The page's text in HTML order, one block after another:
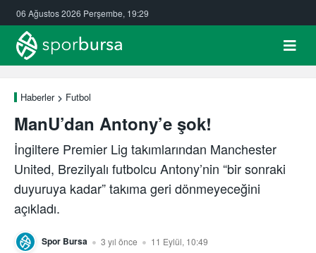
06 Ağustos 2026 Perşembe, 19:29
Haberler Futbol
ManU’dan Antony’e şok!
İngiltere Premier Lig takımlarından Manchester
United, Brezilyalı futbolcu Antony’nin “bir sonraki
duyuruya kadar” takıma geri dönmeyeceğini
açıkladı.
Spor Bursa 3 yıl önce 11 Eylül, 10:49